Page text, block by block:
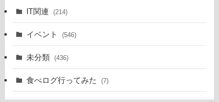
IT関連 (214)
イベント (546)
未分類 (436)
食べログ行ってみた (7)